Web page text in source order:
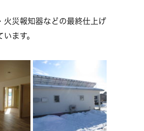
火災報知器などの最終仕上げ
ます。